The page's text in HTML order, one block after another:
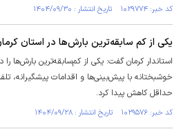
کد خبر: ۱۰۲۹۷۷۴ تاریخ انتشار : ۱۴۰۴/۰۹/۳۰
یکی از کم‌ سابقه‌ترین بارش‌ها در استان
استاندار کرمان گفت: یکی از کم‌سابقه‌ترین بارش‌ها
خوشبختانه با پیش‌بینی‌ها و اقدامات پیشگیرانه،
حداقل کاهش پیدا کرد.
کد خبر: ۱۰۲۹۵۷۶ تاریخ انتشار : ۱۴۰۴/۰۹/۲۸